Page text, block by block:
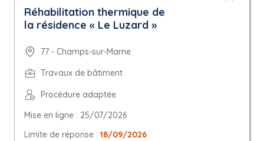
Réhabilitation thermique de
la résidence « Le Luzard »
77 - Champs-sur-Marne
Travaux de bâtiment
Procédure adaptée
Mise en ligne : 25/07/2026
Limite de réponse : 18/09/2026